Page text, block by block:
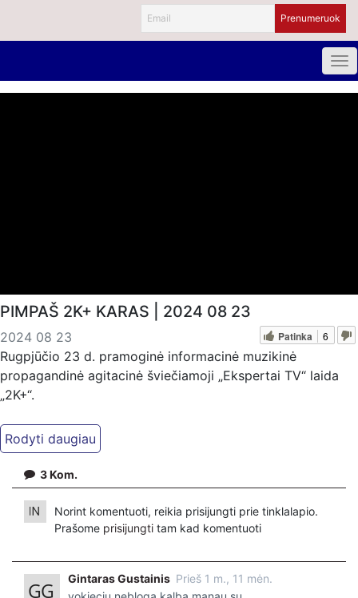
PIMPAŠ 2K+ KARAS | 2024 08 23
2024 08 23 Patinka 6
Rugpjūčio 23 d. pramoginė informacinė muzikinė
propagandinė agitacinė šviečiamoji „Ekspertai TV“ laida
„2K+“.
Kiti mūsų kanalai:
Ekspertai.eu Telegram'e – https://t.me/ekspertaiTelegram
https://www.ekspertai.eu
Mūsų veikla galima tik dėka skaitytojų ir žiūrovų, mus
https://www.paypal.com/paypalme/Ekspertaieu?
3Kom.
Norint komentuoti, reikia prisijungti prie tinklalapio.
Prašome prisijungti tam kad komentuoti
Gintaras Gustainis Prieš 1 m., 11 mėn.